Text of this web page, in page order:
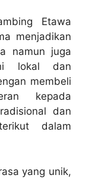
Etawa
menjadikan
namun juga
lokal dan
membeli
kepada
dan
dalam
yang unik,